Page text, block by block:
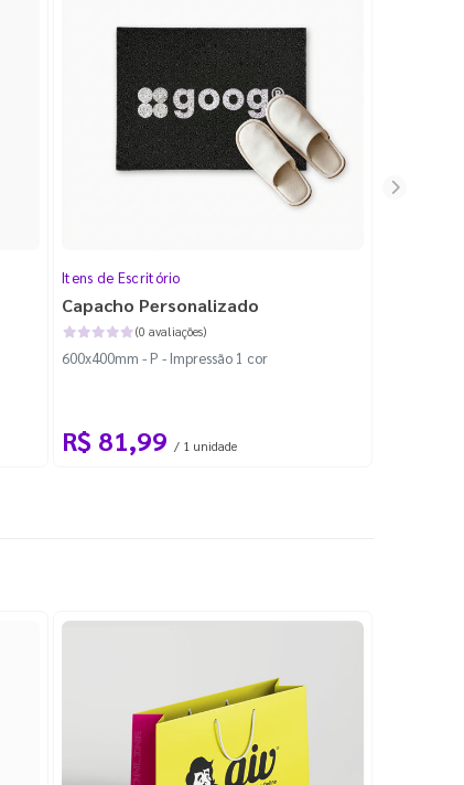
Itens de Escritório
Capacho Personalizado
(0 avaliações)
600x400mm - P - Impressão 1 cor
R$ 81,99 / 1 unidade